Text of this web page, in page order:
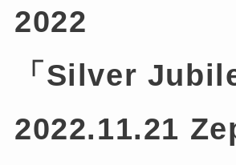
2022
「Silver
2022.11.21